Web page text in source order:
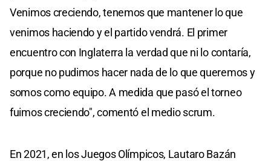
Venimos creciendo, tenemos que mantener lo que
venimos haciendo y el partido vendrá. El primer
encuentro con Inglaterra la verdad que ni lo contaría,
porque no pudimos hacer nada de lo que queremos y
somos como equipo. A medida que pasó el torneo
fuimos creciendo", comentó el medio scrum.
En 2021, en los Juegos Olímpicos, Lautaro Bazán